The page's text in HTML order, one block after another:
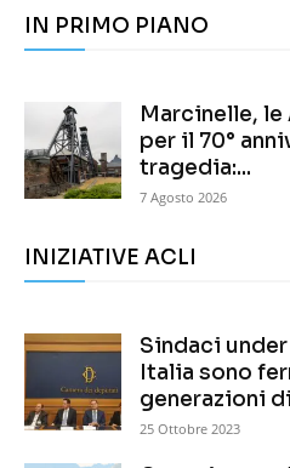
IN PRIMO PIANO
Marcinelle,
per il 70°
tragedia:...
7 Agosto 2026
INIZIATIVE ACLI
Sindaci
Italia sono
generazioni
25 Ottobre 2023